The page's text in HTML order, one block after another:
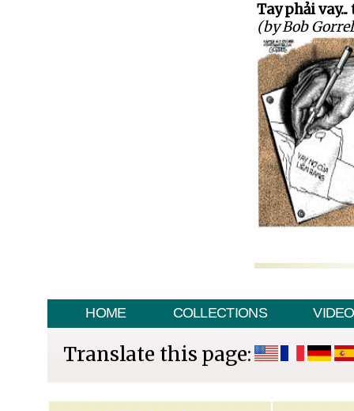
Tay phải
(by Bob
HOME COLLECTIONS VIDEO
Translate this page: